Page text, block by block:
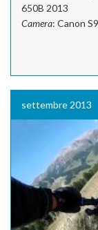
650B 2013
Camera: Canon
settembre 2013